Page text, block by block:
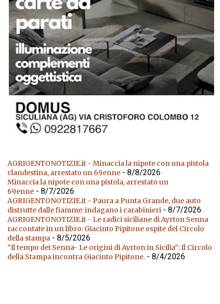
AGRIGENTONOTIZIE.it - Minaccia la nipote con una pistola
clandestina, arrestato un 69enne - 8/8/2026
Minaccia la nipote con una pistola, arrestato un
69enne - 8/7/2026
AGRIGENTONOTIZIE.it - Paura a Punta Grande, due auto
distrutte dalle fiamme: indagano i carabinieri - 8/7/2026
AGRIGENTONOTIZIE.it - Le radici siciliane di Ayrton Senna
raccontate in un libro: Giacinto Pipitone ospite del Circolo
della stampa - 8/5/2026
“Il tempo dei Senna- Le origini di Ayrton in Sicilia”: Il Circolo
della Stampa incontra Giacinto Pipitone. - 8/4/2026